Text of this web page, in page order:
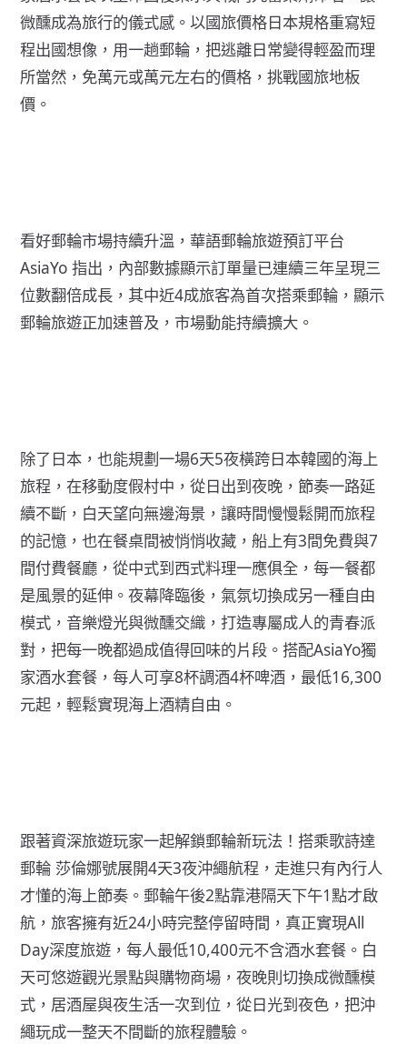
微醺成為旅行的儀式感。以國旅價格日本規格重寫短
程出國想像，用一趟郵輪，把逃離日常變得輕盈而理
所當然，免萬元或萬元左右的價格，挑戰國旅地板
價。
看好郵輪市場持續升溫，華語郵輪旅遊預訂平台
AsiaYo 指出，內部數據顯示訂單量已連續三年呈現三
位數翻倍成長，其中近4成旅客為首次搭乘郵輪，顯示
郵輪旅遊正加速普及，市場動能持續擴大。
除了日本，也能規劃一場6天5夜橫跨日本韓國的海上
旅程，在移動度假村中，從日出到夜晚，節奏一路延
續不斷，白天望向無邊海景，讓時間慢慢鬆開而旅程
的記憶，也在餐桌間被悄悄收藏，船上有3間免費與7
間付費餐廳，從中式到西式料理一應俱全，每一餐都
是風景的延伸。夜幕降臨後，氣氛切換成另一種自由
模式，音樂燈光與微醺交織，打造專屬成人的青春派
對，把每一晚都過成值得回味的片段。搭配AsiaYo獨
家酒水套餐，每人可享8杯調酒4杯啤酒，最低16,300
元起，輕鬆實現海上酒精自由。
跟著資深旅遊玩家一起解鎖郵輪新玩法！搭乘歌詩達
郵輪 莎倫娜號展開4天3夜沖繩航程，走進只有內行人
才懂的海上節奏。郵輪午後2點靠港隔天下午1點才啟
航，旅客擁有近24小時完整停留時間，真正實現All
Day深度旅遊，每人最低10,400元不含酒水套餐。白
天可悠遊觀光景點與購物商場，夜晚則切換成微醺模
式，居酒屋與夜生活一次到位，從日光到夜色，把沖
繩玩成一整天不間斷的旅程體驗。